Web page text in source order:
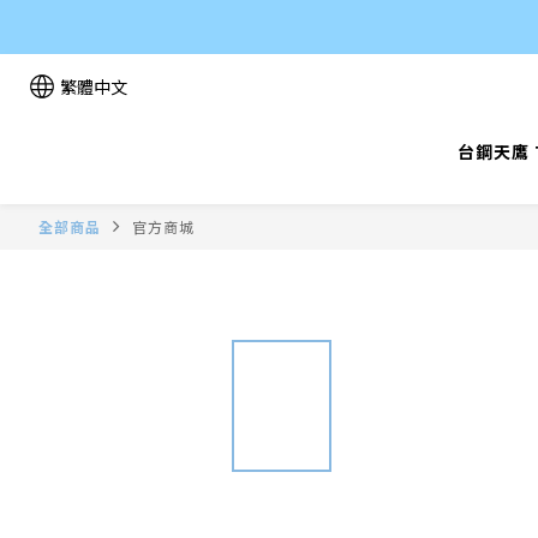
繁體中文
台鋼天
全部商品 官方商城